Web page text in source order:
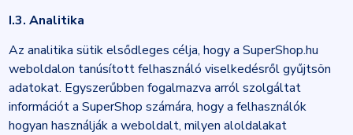
I.3. Analitika
Az analitika sütik elsődleges célja, hogy a SuperShop.hu
weboldalon tanúsított felhasználó viselkedésről gyűjtsön
adatokat. Egyszerűbben fogalmazva arról szolgáltat
információt a SuperShop számára, hogy a felhasználók
hogyan használják a weboldalt, milyen aloldalakat